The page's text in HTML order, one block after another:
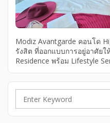
Modiz Avantgarde คอนโด
รังสิต ที่ออกแบบการอยู่อาศัยใ
Residence พร้อม Lifestyle
Robot รับของถึงหน้าห้อง AC
ปรับอากาศ Modiz
รังสิต​ ส่วนกลาง 3 ชั้น ยกระ
Search